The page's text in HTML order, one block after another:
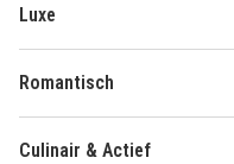
Luxe
Romantisch
Culinair & Actief